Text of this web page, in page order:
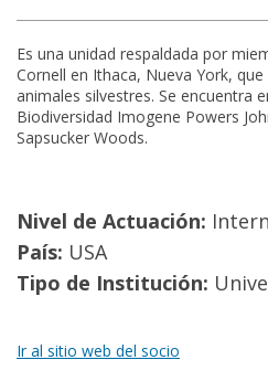
Es una unidad respaldada por
Cornell en Ithaca, Nueva York,
animales silvestres. Se encuentra
Biodiversidad Imogene Powers
Sapsucker Woods.
Nivel de Actuación:
País: USA
Tipo de Institución:
Ir al sitio web del socio